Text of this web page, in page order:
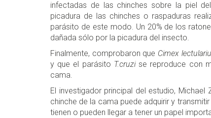
infectadas de las chinches sobre la piel
picadura de las chinches o raspaduras
parásito de este modo. Un 20% de los
dañada sólo por la picadura del insecto.
Finalmente, comprobaron que Cimex
y que el parásito T.cruzise reproduce con
cama.
El investigador principal del estudio,
chinche de la cama puede adquirir y
tienen o pueden llegar a tener un papel